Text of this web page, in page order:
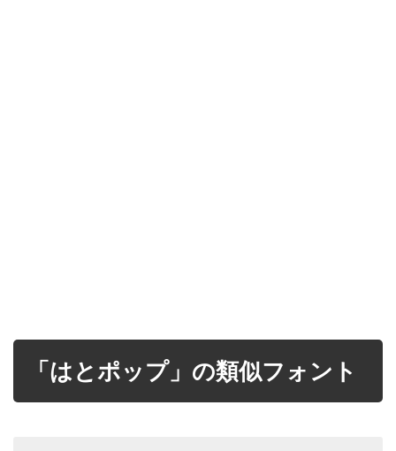
「はとポップ」の類似フォント